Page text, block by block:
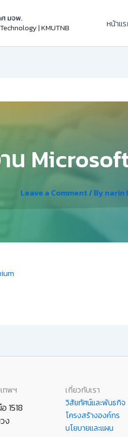
มจพ.
| KMUTNB
หน้าแ
น
Leave a Comment/ Bynarin
ทพฯ
1518
ง
เกี่ยวกับเรา
วิสัยทัศน์และพันธกิจ
โครงสร้างองค์กร
นโยบายและแผน